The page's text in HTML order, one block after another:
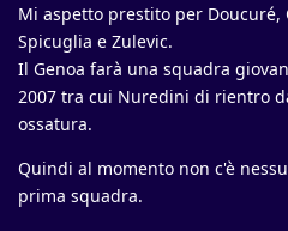
Mi aspetto prestito per Doucuré,
Spicuglia e Zulevic.
Il Genoa farà una squadra
2007 tra cui Nuredini di rientro
ossatura.
Quindi al momento non c'è
prima squadra.